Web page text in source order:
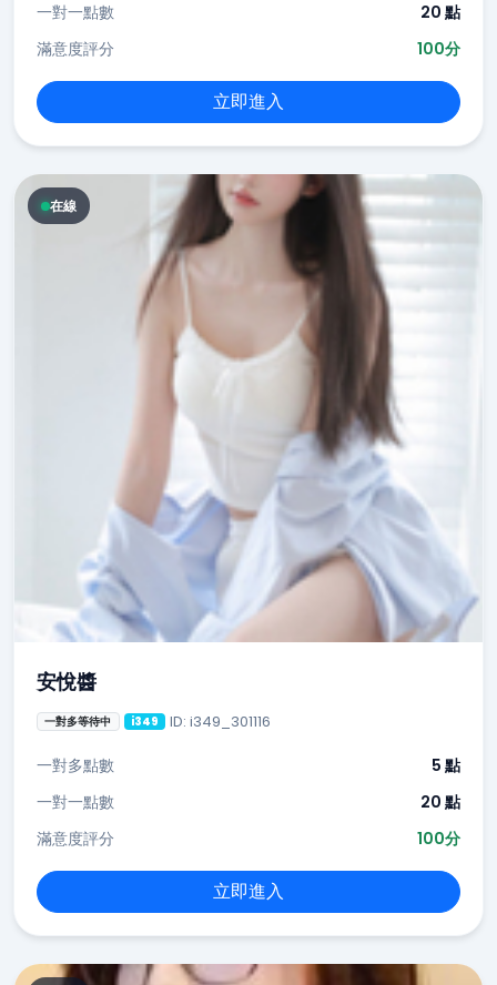
一對一點數
20 點
滿意度評分
100分
立即進入
在線
安悅醬
一對多等待中 i349 ID: i349_301116
一對多點數
5 點
一對一點數
20 點
滿意度評分
100分
立即進入